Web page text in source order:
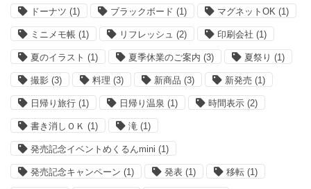
ドーナツ (1) ブラックボード (1) マグネットOK (1)
ミニメモ帳 (1) リフレッシュ (2) 印刷会社 (1)
夏のイラスト (1) 夏季休業のご案内 (3) 夏祭り (1)
撮影 (3) 料理 (3) 新商品 (3) 新発売 (1)
日帰り旅行 (1) 日帰り温泉 (1) 時間表示 (2)
書き消しＯＫ (1) 滝 (1)
発売記念イベントめくるんmini (1)
発売記念キャンペーン (1) 発表 (1) 移転 (1)